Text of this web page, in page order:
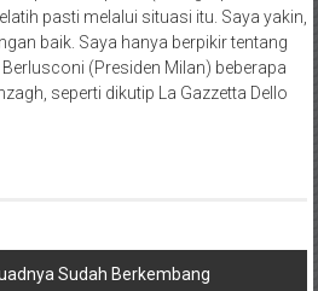
pasti melalui situasi itu. Saya yakin,
baik. Saya hanya berpikir tentang
(Presiden Milan) beberapa
seperti dikutip La Gazzetta Dello
Sudah Berkembang